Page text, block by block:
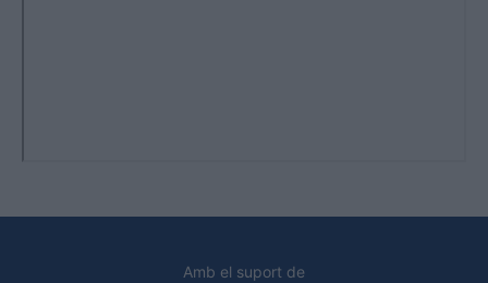
Amb el suport de